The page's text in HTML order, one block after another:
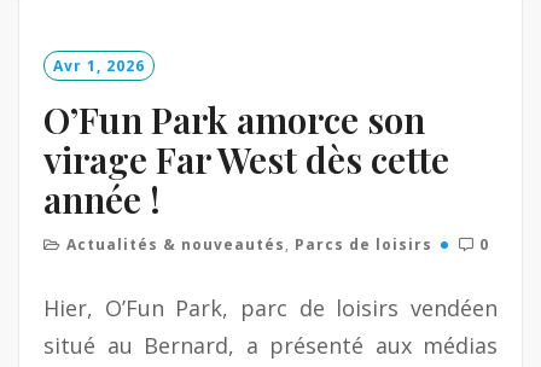
Avr 1, 2026
O’Fun Park amorce son
virage Far West dès cette
année !
Actualités & nouveautés, Parcs de loisirs 0
Hier, O’Fun Park, parc de loisirs vendéen
situé au Bernard, a présenté aux médias